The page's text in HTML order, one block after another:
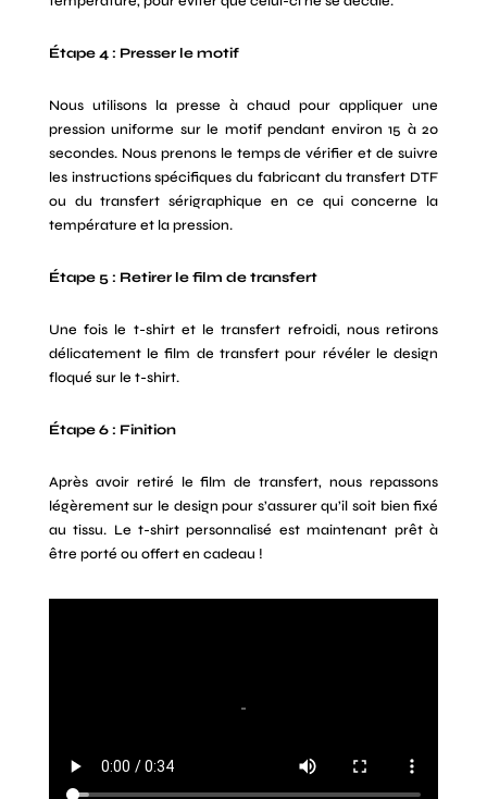
Étape 4 : Presser le motif
Nous utilisons la presse à chaud pour appliquer une
pression uniforme sur le motif pendant environ 15 à 20
secondes. Nous prenons le temps de vérifier et de suivre
les instructions spécifiques du fabricant du transfert DTF
ou du transfert sérigraphique en ce qui concerne la
température et la pression.
Étape 5 : Retirer le film de transfert
Une fois le t-shirt et le transfert refroidi, nous retirons
délicatement le film de transfert pour révéler le design
floqué sur le t-shirt.
Étape 6 : Finition
Après avoir retiré le film de transfert, nous repassons
légèrement sur le design pour s’assurer qu’il soit bien fixé
au tissu. Le t-shirt personnalisé est maintenant prêt à
être porté ou offert en cadeau !